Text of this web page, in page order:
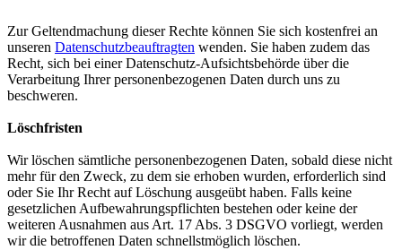
Zur Geltendmachung dieser Rechte können Sie sich kostenfrei an
unseren Datenschutzbeauftragten wenden. Sie haben zudem das
Recht, sich bei einer Datenschutz-Aufsichtsbehörde über die
Verarbeitung Ihrer personenbezogenen Daten durch uns zu
beschweren.
Löschfristen
Wir löschen sämtliche personenbezogenen Daten, sobald diese nicht
mehr für den Zweck, zu dem sie erhoben wurden, erforderlich sind
oder Sie Ihr Recht auf Löschung ausgeübt haben. Falls keine
gesetzlichen Aufbewahrungspflichten bestehen oder keine der
weiteren Ausnahmen aus Art. 17 Abs. 3 DSGVO vorliegt, werden
wir die betroffenen Daten schnellstmöglich löschen.